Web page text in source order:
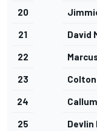
20
21 David
22
23
24
25 Devlin